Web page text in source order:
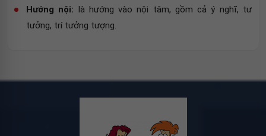
Hướng nội: là hướng vào nội tâm, gồm cả ý nghĩ, tư
tưởng, trí tưởng tượng.